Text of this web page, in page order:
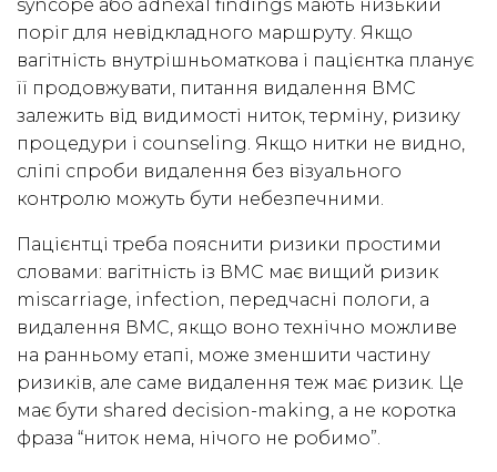
syncope або adnexal findings мають низький
поріг для невідкладного маршруту. Якщо
вагітність внутрішньоматкова і пацієнтка планує
її продовжувати, питання видалення ВМС
залежить від видимості ниток, терміну, ризику
процедури і counseling. Якщо нитки не видно,
сліпі спроби видалення без візуального
контролю можуть бути небезпечними.
Пацієнтці треба пояснити ризики простими
словами: вагітність із ВМС має вищий ризик
miscarriage, infection, передчасні пологи, а
видалення ВМС, якщо воно технічно можливе
на ранньому етапі, може зменшити частину
ризиків, але саме видалення теж має ризик. Це
має бути shared decision-making, а не коротка
фраза “ниток нема, нічого не робимо”.